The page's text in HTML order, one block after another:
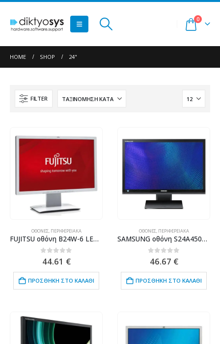
0
HOME SHOP 24"
FILTER
ΟΘΌΝΕΣ, ΠΕΡΙΦΕΡΕΙΑΚΆ
FUJITSU οθόνη B24W-6 LED, 24″, 1920×1200, VGA/DVI/DisplayPort, Grade B
out of 5
44.61 €
ΠΡΟΣΘΉΚΗ ΣΤΟ ΚΑΛΆΘΙ
ΟΘΌΝΕΣ, ΠΕΡΙΦΕΡΕΙΑΚΆ
SAMSUNG οθόνη S24A450B LED, 24″ 1920×1080, VGA/DVI/ETHERNET, Grade B
out of 5
46.67 €
ΠΡΟΣΘΉΚΗ ΣΤΟ ΚΑΛΆΘΙ